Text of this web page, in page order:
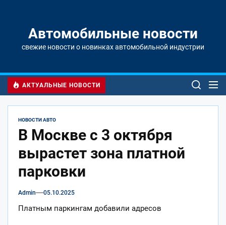
содержимомуАвтомобильные новости
свежие новости о новинках автомобильной индустрии
АКТУАЛЬНЫЕ НОВОСТИ
НОВОСТИ АВТО
В Москве с 3 октября
вырастет зона платной
парковки
Admin 05.10.2025
Платным паркингам добавили адресов